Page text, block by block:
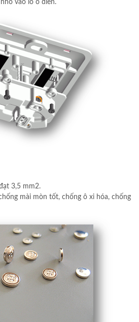
vào lỗ ổ điên.
3,5 mm2.
mài mòn tốt, chống ô xi hóa, chống